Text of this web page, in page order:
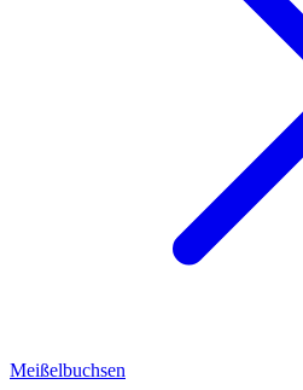
Meißelbuchsen